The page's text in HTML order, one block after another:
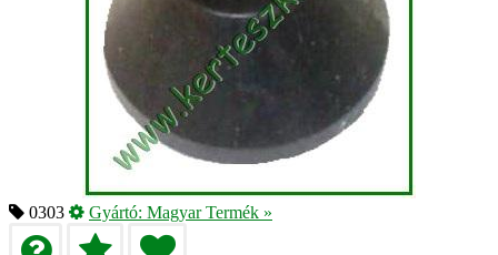
0303 Gyártó: Magyar Termék »